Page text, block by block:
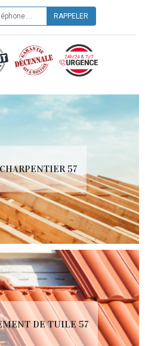
57
DE TUILE 57